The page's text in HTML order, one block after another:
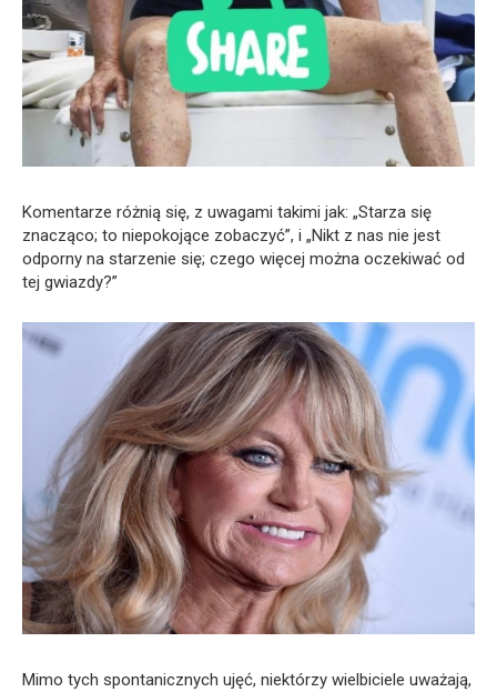
Komentarze różnią się, z uwagami takimi jak: „Starza się
znacząco; to niepokojące zobaczyć”, i „Nikt z nas nie jest
odporny na starzenie się; czego więcej można oczekiwać od
tej gwiazdy?”
Mimo tych spontanicznych ujęć, niektórzy wielbiciele uważają,